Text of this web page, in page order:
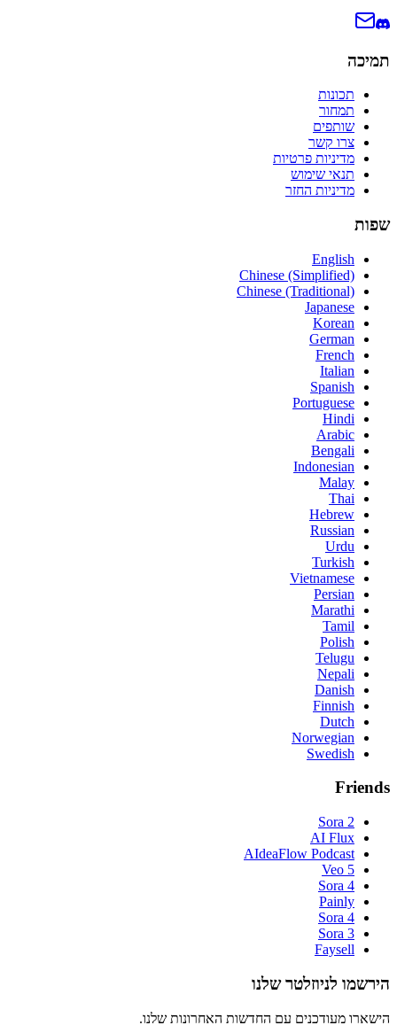
תמיכה
תכונות
תמחור
שותפים
צרו קשר
מדיניות פרטיות
תנאי שימוש
מדיניות החזר
שפות
English
Chinese (Simplified)
Chinese (Traditional)
Japanese
Korean
German
French
Italian
Spanish
Portuguese
Hindi
Arabic
Bengali
Indonesian
Malay
Thai
Hebrew
Russian
Urdu
Turkish
Vietnamese
Persian
Marathi
Tamil
Polish
Telugu
Nepali
Danish
Finnish
Dutch
Norwegian
Swedish
Friends
Sora 2
AI Flux
AIdeaFlow Podcast
Veo 5
Sora 4
Painly
Sora 4
Sora 3
Faysell
הירשמו לניוזלטר שלנו
הישארו מעודכנים עם החדשות האחרונות שלנו.